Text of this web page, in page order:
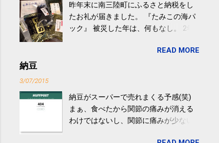
けると改善する、との結果を筑波大の
研究チームが発表した。改善が期待で
きるのは、過度の飲酒が原因ではない
減らなくても効果があるという。 正田
波大「減量しなくても効果」 - ニュー
ス - アピタル（医療・健康）
昨年末に南三陸町にふるさと納税をし
たお礼が届きました。 『たみこの海パ
ック』 被災した年は、何もなし。 2年
が『たみこの海パック』。 ボランティ
全く考えていなかったので、貰えると
少しづつ復興してる感が伝わってきて
嬉しいです。 あと、ふるさと納税が節
READ MORE
納豆
3/07/2015
納豆がスーパーで売れまくる予感(笑)
まぁ、食べたから関節の痛みが消える
わけではないし、関節に痛みが少ない